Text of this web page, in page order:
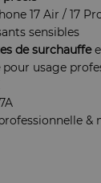
17 Air / 17
sensibles
de surchauffe
pour usage
&